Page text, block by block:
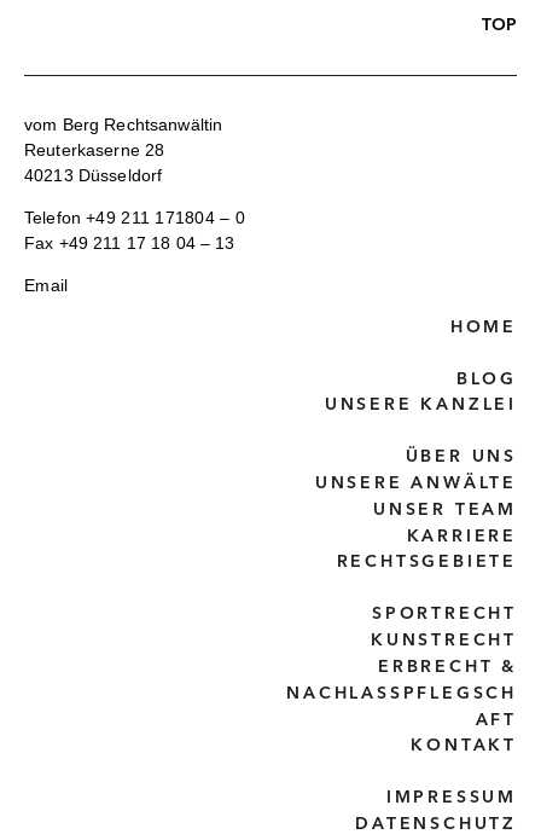
TOP
vom Berg Rechtsanwältin
Reuterkaserne 28
40213 Düsseldorf
Telefon+49 211 171804 – 0
Fax +49 211 17 18 04 – 13
Email
HOME
BLOG
UNSERE KANZLEI
ÜBER UNS
UNSERE ANWÄLTE
UNSER TEAM
KARRIERE
RECHTSGEBIETE
SPORTRECHT
KUNSTRECHT
ERBRECHT &
NACHLASSPFLEGSCH
AFT
KONTAKT
IMPRESSUM
DATENSCHUTZ